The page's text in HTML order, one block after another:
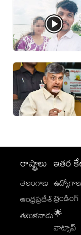
రాష్ట్రాలు
తెలంగాణ
ఆంధ్రప్రదేశ్
తమిళనాడు
ఇతర
ట్రెండింగ్
🌟
వాట్సాప్